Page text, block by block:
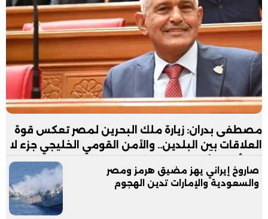
مصطفى بدران: زيارة ملك البحرين لمصر تعكس قوة
العلاقات بين البلدين.. والأمن القومي الخليجي جزء لا
صاروخ إيراني يهز مضيق هرمز ومصر
والسعودية والإمارات تدين الهجوم